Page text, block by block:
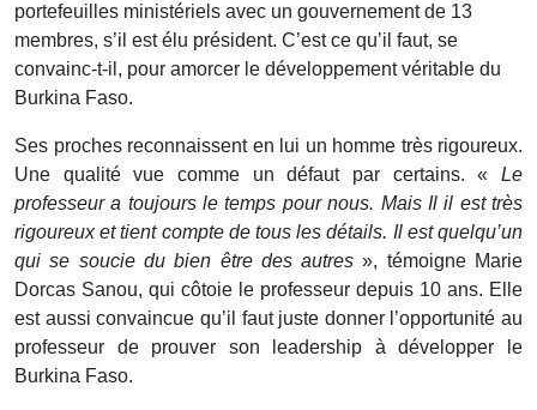
portefeuilles ministériels avec un gouvernement de 13
membres, s’il est élu président. C’est ce qu’il faut, se
convainc-t-il, pour amorcer le développement véritable du
Burkina Faso.
Ses proches reconnaissent en lui un homme très rigoureux.
Une qualité vue comme un défaut par certains. « Le
professeur a toujours le temps pour nous. Mais Il il est très
rigoureux et tient compte de tous les détails. Il est quelqu’un
qui se soucie du bien être des autres », témoigne Marie
Dorcas Sanou, qui côtoie le professeur depuis 10 ans. Elle
est aussi convaincue qu’il faut juste donner l’opportunité au
professeur de prouver son leadership à développer le
Burkina Faso.